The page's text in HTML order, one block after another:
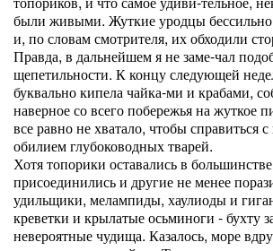
были живыми. Жуткие уродцы бессильно
и, по словам смотрителя, их обходили
Правда, в дальнейшем я не заме-чал
щепетильности. К концу следующей
буквально кипела чайка-ми и крабами,
наверное со всего побережья на жуткое
все равно не хватало, чтобы справиться
обилием глубоководных тварей.
Хотя топорики оставались в
присоединились и другие не менее
удильщики, мелампиды, хаулиоды и
креветки и крылатые осьминоги - бухту
невероятные чудища. Казалось, море